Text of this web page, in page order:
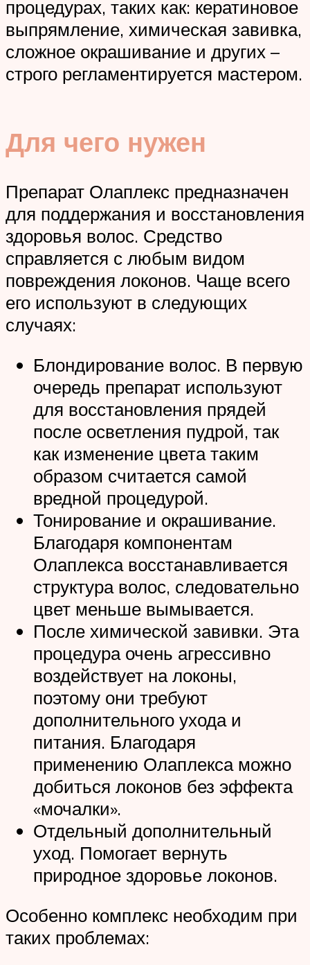
процедурах, таких как: кератиновое
выпрямление, химическая завивка,
сложное окрашивание и других –
строго регламентируется мастером.
Для чего нужен
Препарат Олаплекс предназначен
для поддержания и восстановления
здоровья волос. Средство
справляется с любым видом
повреждения локонов. Чаще всего
его используют в следующих
случаях:
Блондирование волос. В первую
очередь препарат используют
для восстановления прядей
после осветления пудрой, так
как изменение цвета таким
образом считается самой
вредной процедурой.
Тонирование и окрашивание.
Благодаря компонентам
Олаплекса восстанавливается
структура волос, следовательно
цвет меньше вымывается.
После химической завивки. Эта
процедура очень агрессивно
воздействует на локоны,
поэтому они требуют
дополнительного ухода и
питания. Благодаря
применению Олаплекса можно
добиться локонов без эффекта
«мочалки».
Отдельный дополнительный
уход. Помогает вернуть
природное здоровье локонов.
Особенно комплекс необходим при
таких проблемах: